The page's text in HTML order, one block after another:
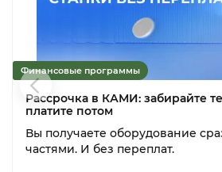
Финансовые программы
Рассрочка в КАМИ: забирайте
платите потом
Вы получаете оборудование
частями. И без переплат.